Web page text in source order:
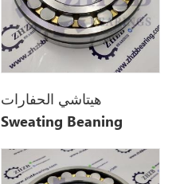
هيتاشي الحفارات
Sweating Beaning